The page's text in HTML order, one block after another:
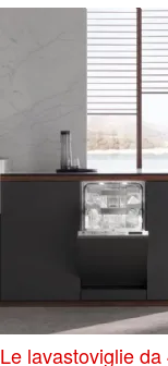
Le lavastoviglie